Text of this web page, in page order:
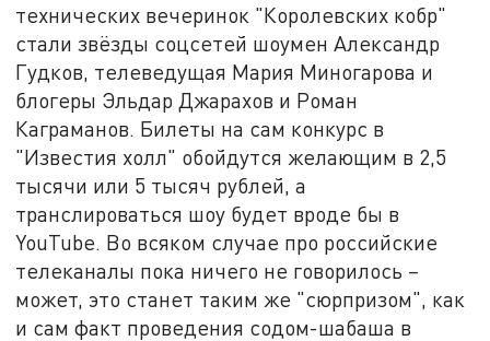
технических вечеринок "Королевских кобр"
стали звёзды соцсетей шоумен Александр
Гудков, телеведущая Мария Миногарова и
блогеры Эльдар Джарахов и Роман
Каграманов. Билеты на сам конкурс в
"Известия холл" обойдутся желающим в 2,5
тысячи или 5 тысяч рублей, а
транслироваться шоу будет вроде бы в
YouTube. Во всяком случае про российские
телеканалы пока ничего не говорилось –
может, это станет таким же "сюрпризом", как
и сам факт проведения содом-шабаша в